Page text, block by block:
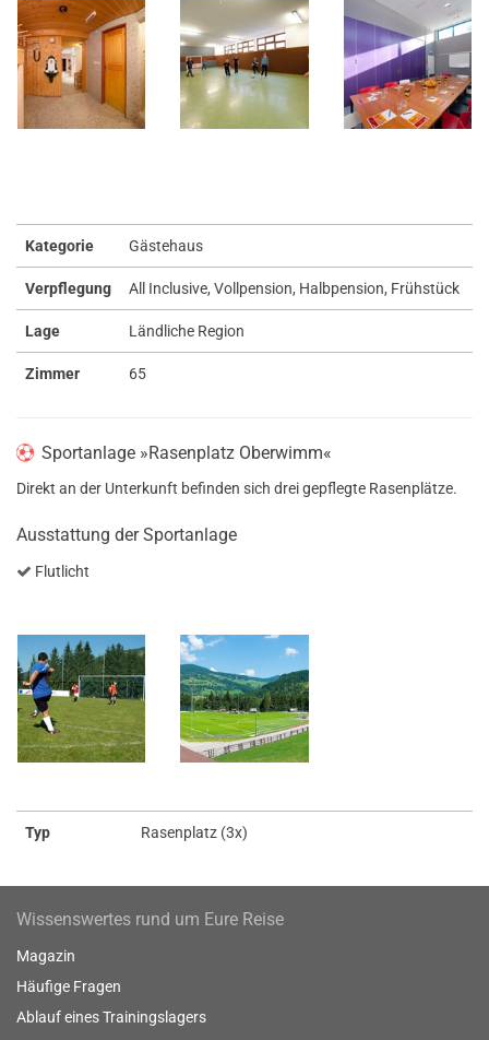
Kategorie Gästehaus
Verpflegung All Inclusive, Vollpension, Halbpension, Frühstück
Lage Ländliche Region
Zimmer 65
Sportanlage »Rasenplatz Oberwimm«
Direkt an der Unterkunft befinden sich drei gepflegte Rasenplätze.
Ausstattung der Sportanlage
Flutlicht
Typ Rasenplatz (3x)
Wissenswertes rund um Eure Reise
Magazin
Häufige Fragen
Ablauf eines Trainingslagers